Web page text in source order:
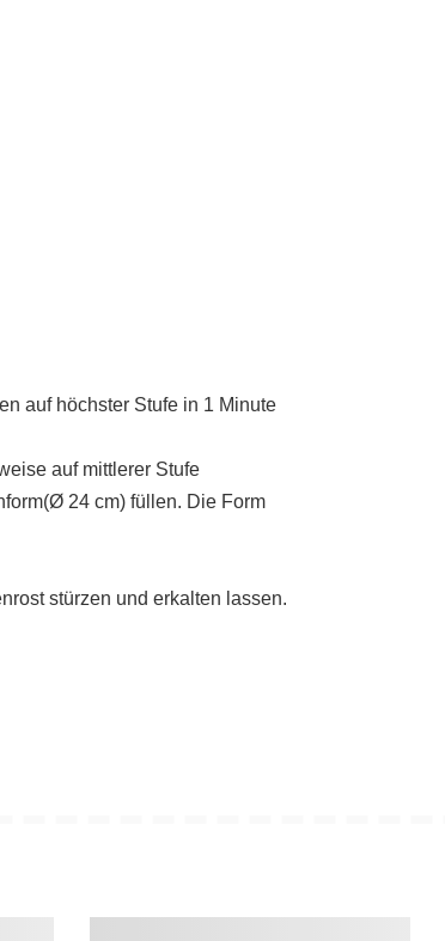
auf höchster Stufe in 1 Minute
auf mittlerer Stufe
24 cm) füllen. Die Form
stürzen und erkalten lassen.